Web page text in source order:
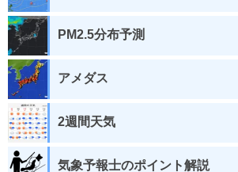
PM2.5分布予測
アメダス
2週間天気
気象予報士のポイント解説